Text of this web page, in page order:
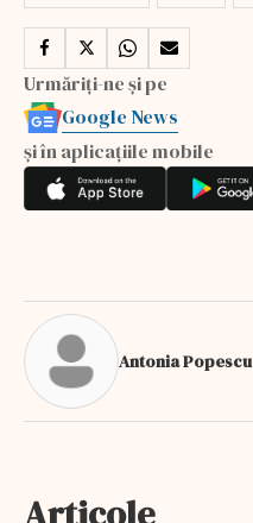
Urmăriți-ne și pe
Google News
și în aplicațiile mobile
Antonia Popescu